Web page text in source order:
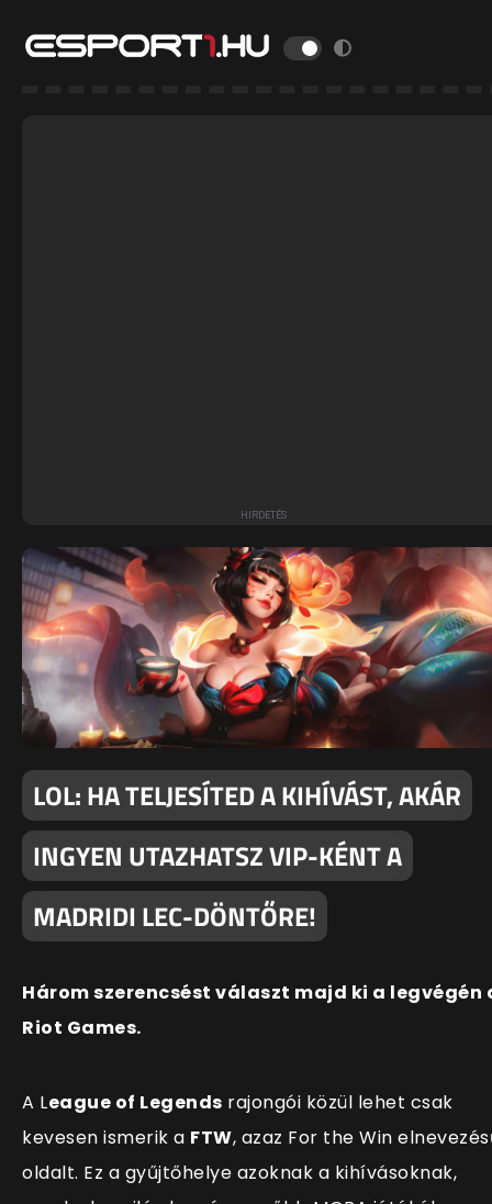
LOL: HA TELJESÍTED A KIHÍVÁST, AKÁR
INGYEN UTAZHATSZ VIP-KÉNT A
MADRIDI LEC-DÖNTŐRE!
Három szerencsést választ majd ki a legvégén
Riot Games.
A League of Legends rajongói közül lehet csak
kevesen ismerik a FTW, azaz For the Win
oldalt. Ez a gyűjtőhelye azoknak a kihívásoknak,